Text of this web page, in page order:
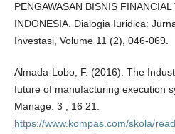
PENGAWASAN BISNIS
INDONESIA. Dialogia Iuridica:
Investasi, Volume 11 (2), 046-069.
Almada-Lobo, F. (2016). The
future of manufacturing execution
Manage. 3 , 16 21.
https://www.kompas.com/skola/